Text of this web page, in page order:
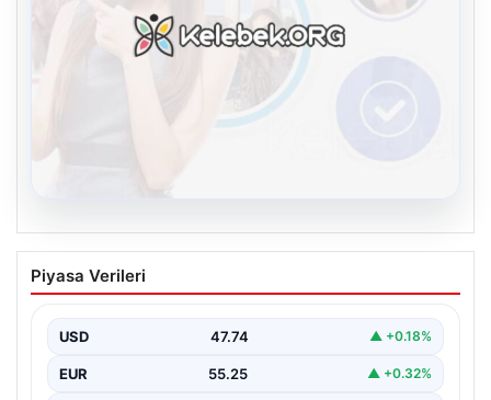
Kelebek sohbet platformu İle Dijital
İletişimin Seviyeli Adresi Ve Chat
İnternet çağında insanların güvenli bir biçimde iletişim
pek…
Piyasa Verileri
USD 47.74 ▲ +0.18%
EUR 55.25 ▲ +0.32%